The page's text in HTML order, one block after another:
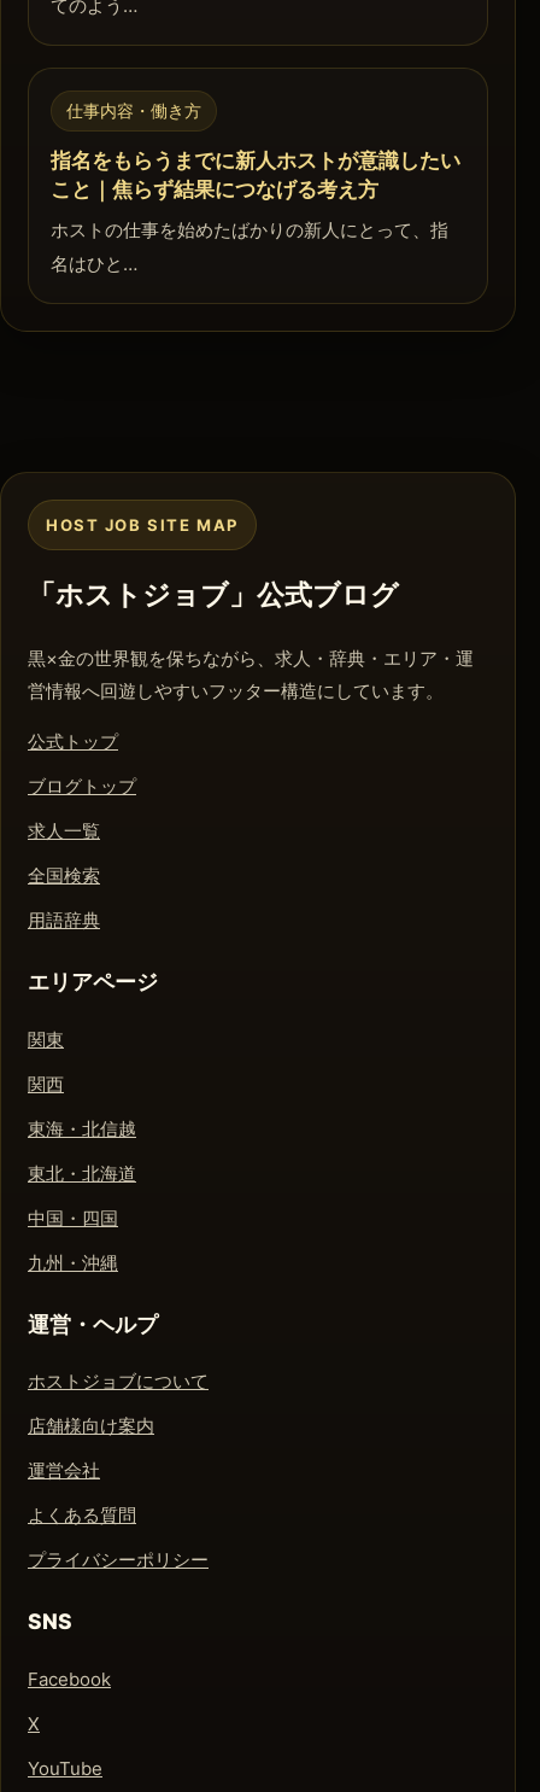
てのよう…
仕事内容・働き方
指名をもらうまでに新人ホストが意識したい
こと｜焦らず結果につなげる考え方
ホストの仕事を始めたばかりの新人にとって、指
名はひと…
HOST JOB SITE MAP
「ホストジョブ」公式ブログ
黒×金の世界観を保ちながら、求人・辞典・エリア・運
営情報へ回遊しやすいフッター構造にしています。
公式トップ
ブログトップ
求人一覧
全国検索
用語辞典
エリアページ
関東
関西
東海・北信越
東北・北海道
中国・四国
九州・沖縄
運営・ヘルプ
ホストジョブについて
店舗様向け案内
運営会社
よくある質問
プライバシーポリシー
SNS
Facebook
X
YouTube